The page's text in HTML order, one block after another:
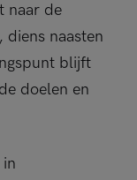
naar de
diens naasten
blijft
doelen en